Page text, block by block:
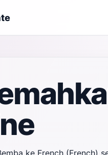
ke French (French)